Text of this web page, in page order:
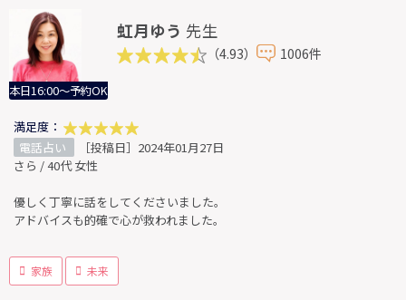
本日16:00～予約OK
虹月ゆう 先生
（4.93） 1006件
満足度：
電話占い
［投稿日］2024年01月27日
さら / 40代 女性
優しく丁寧に話をしてくださいました。
アドバイスも的確で心が救われました。
家族 未来